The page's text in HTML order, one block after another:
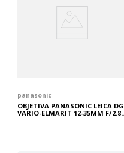
panasonic
OBJETIVA PANASONIC LEICA DG
VARIO-ELMARIT 12-35MM F/2.8